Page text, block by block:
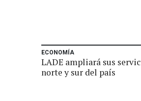
ECONOMÍA
LADE ampliará sus
norte y sur del país